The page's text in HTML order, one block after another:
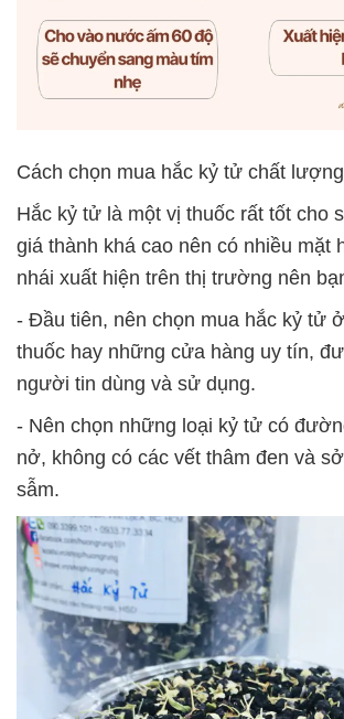
Cách chọn mua hắc kỷ tử chất lượng
Hắc kỷ tử là một vị thuốc rất tốt cho
giá thành khá cao nên có nhiều mặt
nhái xuất hiện trên thị trường nên
- Đầu tiên, nên chọn mua hắc kỷ tử
thuốc hay những cửa hàng uy tín,
người tin dùng và sử dụng.
- Nên chọn những loại kỷ tử có
nở, không có các vết thâm đen và
sẫm.